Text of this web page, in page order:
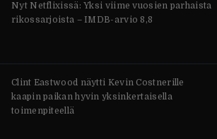
Nyt Netflixissä: Yksi viime vuosien parhaista
rikossarjoista – IMDB-arvio 8,8
Clint Eastwood näytti Kevin Costnerille
kaapin paikan hyvin yksinkertaisella
toimenpiteellä